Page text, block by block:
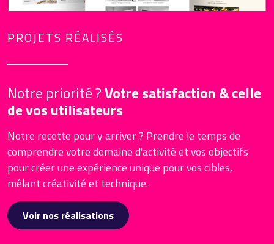
PROJETS RÉALISÉS
Notre priorité ?Votre satisfaction & celle
de vos utilisateurs
Notre recette pour y arriver ? Prendre le temps de
comprendre votre domaine d'activité et vos objectifs
pour créer une expérience unique pour vos cibles,
mêlant créativité et technique.
Voir nos réalisations